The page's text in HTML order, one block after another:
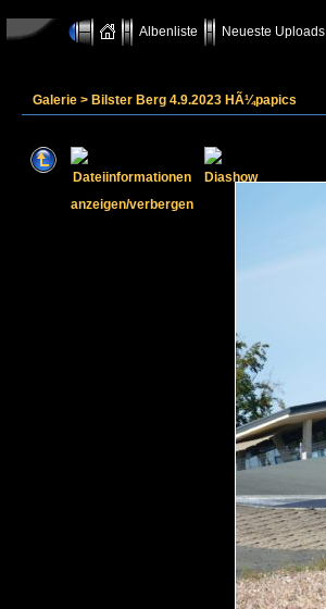
Albenliste Neueste Uploads
Galerie > Bilster Berg 4.9.2023 HÃ¼papics